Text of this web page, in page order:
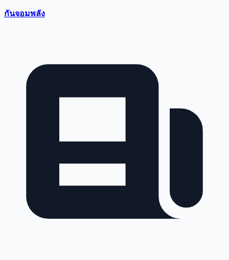
กันจอมพลัง